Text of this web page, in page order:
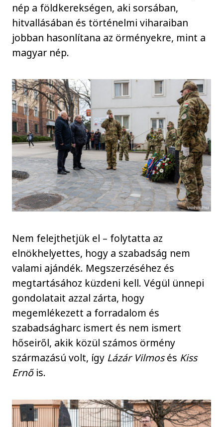
nép a földkerekségen, aki sorsában,
hitvallásában és történelmi viharaiban
jobban hasonlítana az örményekre, mint a
magyar nép.
Nem felejthetjük el – folytatta az
elnökhelyettes, hogy a szabadság nem
valami ajándék. Megszerzéséhez és
megtartásához küzdeni kell. Végül ünnepi
gondolatait azzal zárta, hogy
megemlékezett a forradalom és
szabadságharc ismert és nem ismert
hőseiről, akik közül számos örmény
származású volt, így Lázár Vilmosés Kiss
Ernőis.